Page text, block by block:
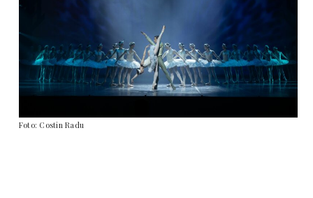
Foto: Costin Radu